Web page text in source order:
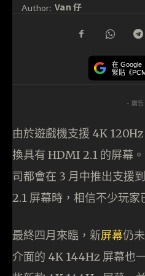
Author: Van 仔
在 Google
緊貼《
- 廣
由於遊戲機支援 4K
換具有 HDMI 2.1 的屏幕
司都會在 3 月中推出支援
2.1 屏幕時，相信不少玩家
最終四月來臨，新屏幕仍
介面的 4K 144Hz 屏幕也